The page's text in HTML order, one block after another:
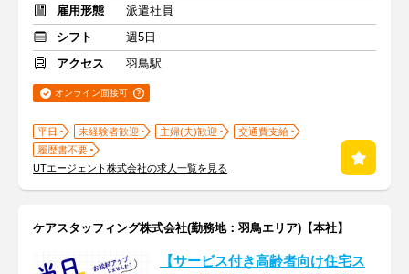
雇用形態
派遣社員
シフト
週5日
アクセス
羽鳥駅
オンライン面接可
平日 未経験者歓迎 主婦(夫)歓迎
交通費支給
履歴書不要
UTエージェント株式会社の求人一覧を見る
ケアスタッフィング株式会社(勤務地：羽鳥エリア)【本社】
【サービス付き高齢者向け住宅ス